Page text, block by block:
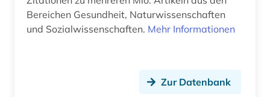
biotechnology (1)
Bereichen Gesundheit, Naturwissenschaften
und Sozialwissenschaften. Mehr Informationen
Zur Datenbank